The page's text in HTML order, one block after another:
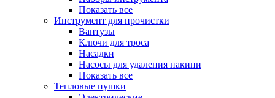
Показать все
Инструмент для прочистки
Вантузы
Ключи для троса
Насадки
Насосы для удаления накипи
Показать все
Тепловые пушки